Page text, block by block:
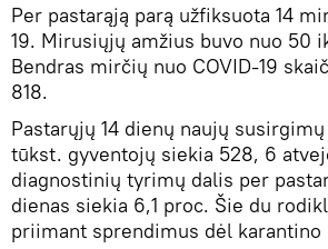
Per pastarąją parą užfiksuota 14
19. Mirusiųjų amžius buvo nuo 50
Bendras mirčių nuo COVID-19
818.
Pastarųjų 14 dienų naujų
tūkst. gyventojų siekia 528, 6
diagnostinių tyrimų dalis per
dienas siekia 6,1 proc. Šie du
priimant sprendimus dėl